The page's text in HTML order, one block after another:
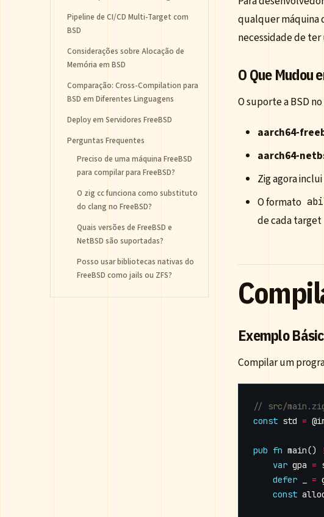
Pipeline de CI/CD Multi-Target com
BSD
Considerações sobre Alocação de
Memória em BSD
Comparação: Cross-Compilation para
BSD em Diferentes Linguagens
Deploy em Servidores FreeBSD
Perguntas Frequentes
Preciso de uma máquina FreeBSD
para compilar para FreeBSD?
O zig cc funciona como substituto
do clang no FreeBSD?
Quais versões de FreeBSD e
NetBSD são suportadas?
Posso usar bibliotecas nativas do
FreeBSD como jails ou ZFS?
qualquer máquina
necessidade de
O Que Mudou
O suporte a BSD
aarch64-
aarch64-
Zig agora
O formato
de cada target
Exemplo
Compilar um
const std =
pub fn main() !
var gpa =
defer
=
const